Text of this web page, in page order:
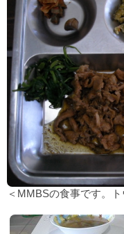
＜MMBSの食事です。